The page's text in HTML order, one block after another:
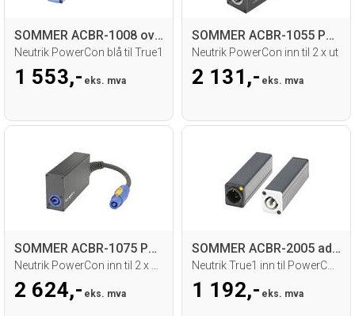
SOMMER ACBR-1008 overgang
Neutrik PowerCon blå til True1
1 553,- eks. mva
SOMMER ACBR-1055 PowerCon split
Neutrik PowerCon inn til 2 x ut
2 131,- eks. mva
SOMMER ACBR-1075 PowerCon split
2 624,- eks. mva
SOMMER ACBR-2005 adapter
1 192,- eks. mva